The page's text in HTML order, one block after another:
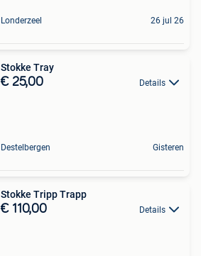
Londerzeel 26 jul 26
Stokke Tray
€ 25,00 Details
Destelbergen Gisteren
Stokke Tripp Trapp
€ 110,00 Details